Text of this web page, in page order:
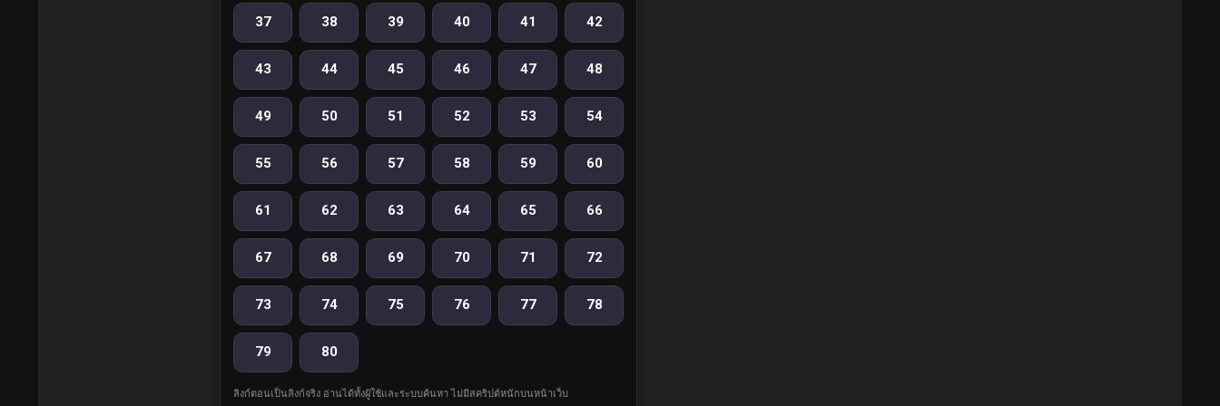
37 38 39 40 41 42
43 44 45 46 47 48
49 50 51 52 53 54
55 56 57 58 59 60
61 62 63 64 65 66
67 68 69 70 71 72
73 74 75 76 77 78
79 80
ลิงก์ตอนเป็นลิงก์จริง อ่านได้ทั้งผู้ใช้และระบบค้นหา ไม่มีสคริปต์หนักบนหน้าเว็บ